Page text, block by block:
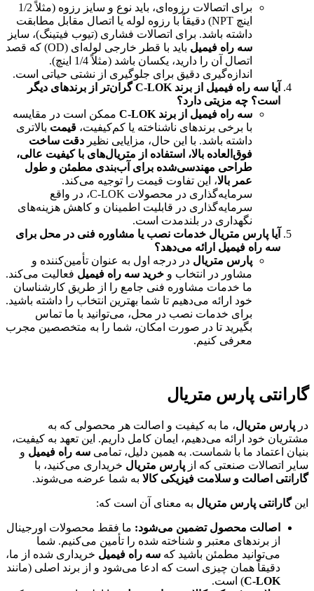
برای اتصالات رزوه‌ای، باید نوع و سایز رزوه (مثلاً 1/2
اینچ NPT) دقیقاً با رزوه لوله یا اتصال مقابل مطابقت
داشته باشد. برای اتصالات فشاری (تیوب فیتینگ)، سایز
سه راه فیمیل
باید با قطر خارجی لوله‌ای (OD) که قصد
اتصال آن را دارید، یکسان باشد (مثلاً 1/4 اینچ).
اندازه‌گیری دقیق برای جلوگیری از نشتی حیاتی است.
آیا سه راه فیمیل از برند C-LOK گران‌تر از برندهای دیگر
است؟ چه مزیتی دارد؟
سه راه فیمیل از برند C-LOK
ممکن است در مقایسه
با برخی برندهای ناشناخته یا کم‌کیفیت، قیمت بالاتری
داشته باشد. با این حال، مزایایی نظیر دقت ساخت
فوق‌العاده بالا، استفاده از متریال‌های با کیفیت عالی،
طراحی مهندسی‌شده برای آب‌بندی مطمئن و طول
عمر بالا، این تفاوت قیمت را توجیه می‌کند.
سرمایه‌گذاری در محصولات C-LOK، در واقع
سرمایه‌گذاری در قابلیت اطمینان و کاهش هزینه‌های
نگهداری در بلندمدت است.
آیا پارس متریال خدمات نصب یا مشاوره فنی در محل برای
سه راه فیمیل ارائه می‌دهد؟
پارس متریال در درجه اول به عنوان تأمین‌کننده و
مشاور در انتخاب و خرید سه راه فیمیل فعالیت می‌کند.
ما خدمات مشاوره فنی جامع را از طریق کارشناسان
خود ارائه می‌دهیم تا شما بهترین انتخاب را داشته باشید.
برای خدمات نصب در محل، می‌توانید با ما تماس
بگیرید تا در صورت امکان، شما را به متخصصین مجرب
معرفی کنیم.
گارانتی پارس متریال
در پارس متریال، ما به کیفیت و اصالت هر محصولی که به
مشتریان خود ارائه می‌دهیم، ایمان کامل داریم. این تعهد به کیفیت،
بنیان اعتماد ما با شماست. به همین دلیل، تمامی سه راه فیمیل و
سایر اتصالات صنعتی که از پارس متریال خریداری می‌کنید، با
گارانتی اصالت و سلامت فیزیکی کالا به شما عرضه می‌شوند.
اینگارانتی پارس متریال به معنای آن است که:
اصالت محصول تضمین می‌شود: ما فقط محصولات اورجینال
از برندهای معتبر و شناخته شده را تأمین می‌کنیم. شما
می‌توانید مطمئن باشید که سه راه فیمیل خریداری شده از ما،
دقیقاً همان چیزی است که ادعا می‌شود و از برند اصلی (مانند
C-LOK) است.